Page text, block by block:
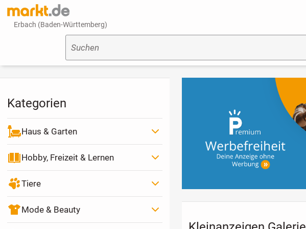
Erbach (Baden-Württemberg)
Suchen
Kategorien
Haus & Garten
Hobby, Freizeit & Lernen
Tiere
Mode & Beauty